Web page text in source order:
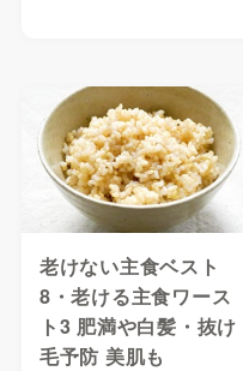
老けない主食ベスト
8・老ける主食ワース
ト3 肥満や白髪・抜け
毛予防 美肌も